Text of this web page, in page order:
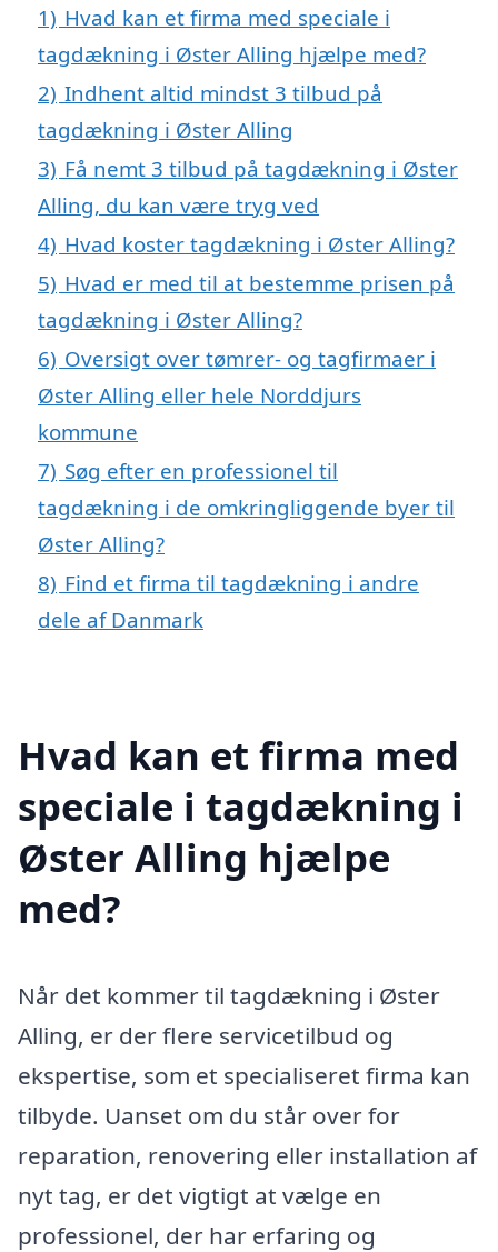
1) Hvad kan et firma med speciale i
tagdækning i Øster Alling hjælpe med?
2) Indhent altid mindst 3 tilbud på
tagdækning i Øster Alling
3) Få nemt 3 tilbud på tagdækning i Øster
Alling, du kan være tryg ved
4) Hvad koster tagdækning i Øster Alling?
5) Hvad er med til at bestemme prisen på
tagdækning i Øster Alling?
6) Oversigt over tømrer- og tagfirmaer i
Øster Alling eller hele Norddjurs
kommune
7) Søg efter en professionel til
tagdækning i de omkringliggende byer til
Øster Alling?
8) Find et firma til tagdækning i andre
dele af Danmark
Hvad kan et firma med
speciale i tagdækning i
Øster Alling hjælpe
med?
Når det kommer til tagdækning i Øster
Alling, er der flere servicetilbud og
ekspertise, som et specialiseret firma kan
tilbyde. Uanset om du står over for
reparation, renovering eller installation af
nyt tag, er det vigtigt at vælge en
professionel, der har erfaring og